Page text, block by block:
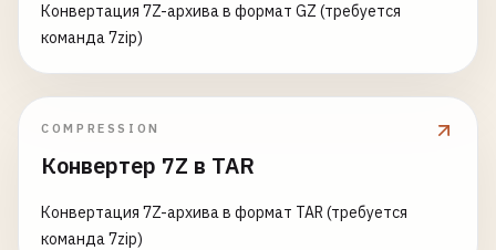
Конвертация 7Z-архива в формат GZ (требуется
команда 7zip)
COMPRESSION
Конвертер 7Z в TAR
Конвертация 7Z-архива в формат TAR (требуется
команда 7zip)